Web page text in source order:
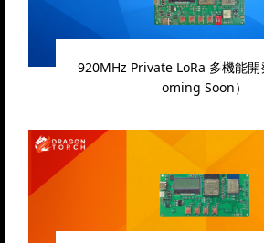
920MHz Private LoRa 多機能開
oming Soon）